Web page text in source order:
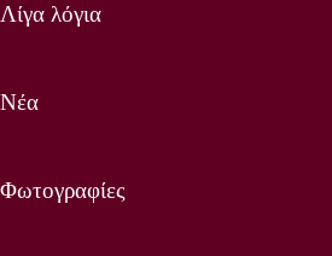
Λίγα λόγια
Νέα
Φωτογραφίες